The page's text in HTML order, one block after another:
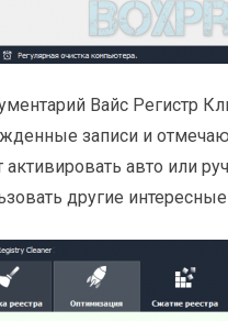
Вайс Регистр
записи и
авто или
другие